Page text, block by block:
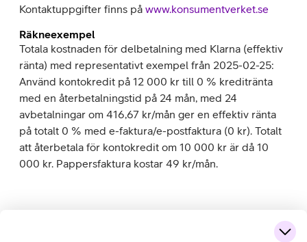
Kontaktuppgifter finns på www.konsumentverket.se
Räkneexempel
Totala kostnaden för delbetalning med Klarna (effektiv
ränta) med representativt exempel från 2025-02-25:
Använd kontokredit på 12 000 kr till 0 % kreditränta
med en återbetalningstid på 24 mån, med 24
avbetalningar om 416,67 kr/mån ger en effektiv ränta
på totalt 0 % med e-faktura/e-postfaktura (0 kr). Totalt
att återbetala för kontokredit om 10 000 kr är då 10
000 kr. Pappersfaktura kostar 49 kr/mån.